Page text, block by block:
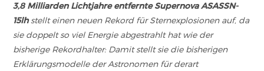
3,8 Milliarden Lichtjahre entfernte Supernova ASASSN-
15lhstellt einen neuen Rekord für Sternexplosionen auf, da
sie doppelt so viel Energie abgestrahlt hat wie der
bisherige Rekordhalter: Damit stellt sie die bisherigen
Erklärungsmodelle der Astronomen für derart